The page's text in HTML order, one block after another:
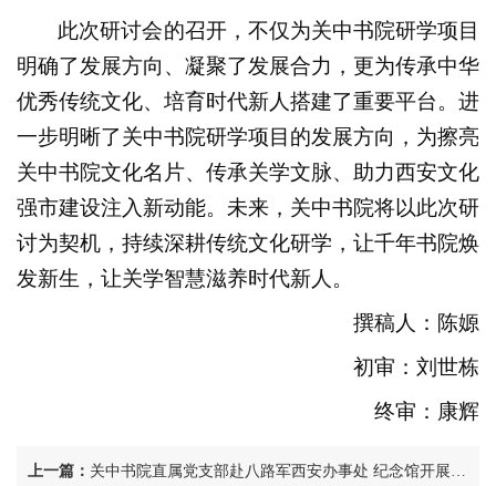
此次研讨会的召开，不仅为关中书院研学项目
明确了发展方向、凝聚了发展合力，更为传承中华
优秀传统文化、培育时代新人搭建了重要平台。进
一步明晰了关中书院研学项目的发展方向，为擦亮
关中书院文化名片、传承关学文脉、助力西安文化
强市建设注入新动能。未来，关中书院将以此次研
讨为契机，持续深耕传统文化研学，让千年书院焕
发新生，让关学智慧滋养时代新人。
撰稿人：陈嫄
初审：刘世栋
终审：康辉
上一篇： 关中书院直属党支部赴八路军西安办事处 纪念馆开展主题党日活动